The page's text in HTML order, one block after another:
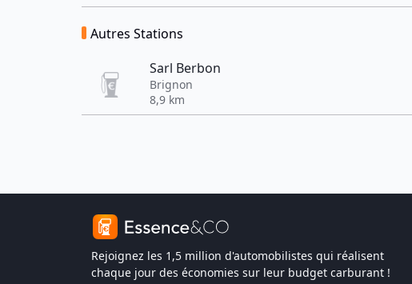
Autres Stations
Sarl Berbon
Brignon
8,9 km
Rejoignez les 1,5 million d'automobilistes qui réalisent
chaque jour des économies sur leur budget carburant !